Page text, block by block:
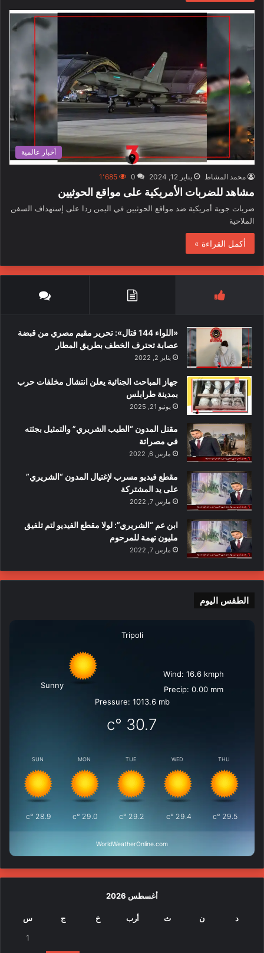
أخبار عالمية
محمد المشاط يناير 12, 2024 0 1٬685
مشاهد للضربات الأمريكية على مواقع الحوثيين
ضربات جوية أمريكية ضد مواقع الحوثيين في اليمن ردا على إستهداف السفن
الملاحية
أكمل القراءة »
«اللواء 144 قتال»: تحرير مقيم مصري من قبضة
عصابة تحترف الخطف بطريق المطار
يناير 2, 2022
جهاز المباحث الجنائية يعلن انتشال مخلفات حرب
بمدينة طرابلس
يونيو 21, 2025
مقتل المدون “الطيب الشريري” والتمثيل بجثته
في مصراتة
مارس 6, 2022
مقطع فيديو مسرب لإغتيال المدون “الشريري”
على يد المشتركة
مارس 7, 2022
ابن عم “الشريري”: لولا مقطع الفيديو لتم تلفيق
مليون تهمة للمرحوم
مارس 7, 2022
الطقس اليوم
Tripoli
Sunny
Wind: 16.6 kmph
Precip: 0.00 mm
Pressure: 1013.6 mb
30.7
°c
SUN
28.9
°c
MON
29.0
°c
TUE
29.2
°c
WED
29.4
°c
THU
29.5
°c
WorldWeatherOnline.com
أغسطس 2026
د ن ث أرب خ ج س
1